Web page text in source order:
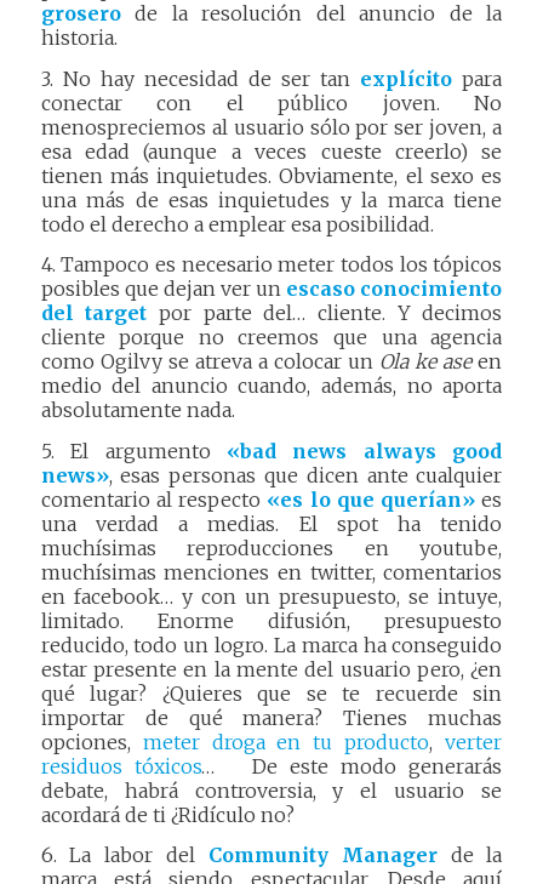
groserode la resolución del anuncio de la
historia.
3. No hay necesidad de ser tan explícito para
conectar con el público joven. No
menospreciemos al usuario sólo por ser joven, a
esa edad (aunque a veces cueste creerlo) se
tienen más inquietudes. Obviamente, el sexo es
una más de esas inquietudes y la marca tiene
todo el derecho a emplear esa posibilidad.
4. Tampoco es necesario meter todos los tópicos
posibles que dejan ver un escaso conocimiento
del target por parte del… cliente. Y decimos
cliente porque no creemos que una agencia
como Ogilvy se atreva a colocar un Ola ke aseen
medio del anuncio cuando, además, no aporta
absolutamente nada.
5. El argumento «bad news always good
news», esas personas que dicen ante cualquier
comentario al respecto «es lo que querían» es
una verdad a medias. El spot ha tenido
muchísimas reproducciones en youtube,
muchísimas menciones en twitter, comentarios
en facebook… y con un presupuesto, se intuye,
limitado. Enorme difusión, presupuesto
reducido, todo un logro. La marca ha conseguido
estar presente en la mente del usuario pero, ¿en
qué lugar? ¿Quieres que se te recuerde sin
importar de qué manera? Tienes muchas
opciones, meter droga en tu producto,verter
residuos tóxicos… De este modo generarás
debate, habrá controversia, y el usuario se
acordará de ti ¿Ridículo no?
6. La labor del Community Managerde la